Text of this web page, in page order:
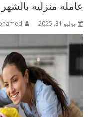
عامله منزليه بالشهر حى
يوليو 31, 2025